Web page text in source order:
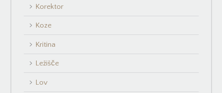
Korektor
Koze
Kritina
Ležišče
Lov